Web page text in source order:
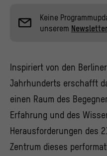
Keine
unserem Newsletter
Inspiriert von den
Jahrhunderts erschafft
einen Raum des
Erfahrung und des
Herausforderungen des
Zentrum dieses